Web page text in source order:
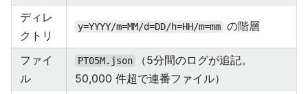
ディレ
クトリ
y=YYYY/m=MM/d=DD/h=HH/m=mm の階層
ファイ
ル
PT05M.json
（5分間のログが追記。
50,000 件超で連番ファイル）